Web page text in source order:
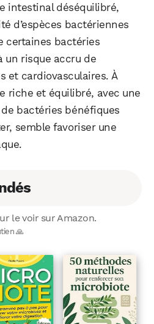
intestinal déséquilibré,
d’espèces bactériennes
certaines bactéries
un risque accru de
et cardiovasculaires. À
riche et équilibré, avec une
bactéries bénéfiques
semble favoriser une
le voir sur Amazon.
🙏